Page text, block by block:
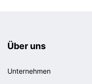
Über uns
Unternehmen